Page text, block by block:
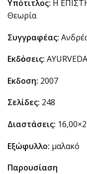
Υπότιτλος: Η
Θεωρία
Συγγραφέας:
Εκδὀσεις:
Εκδοση: 2007
Σελίδες: 248
Διαστάσεις:
Eξώφυλλο: μαλακό
Παρουσίαση